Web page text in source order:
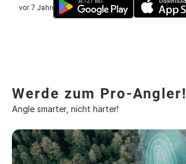
vor 7 Jahre
Werde zum Pro-Angler!
Angle smarter, nicht härter!